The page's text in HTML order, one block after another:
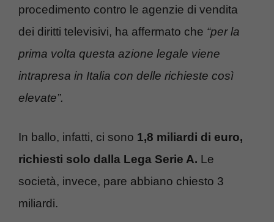
procedimento contro le agenzie di vendita
dei diritti televisivi, ha affermato che “per la
prima volta questa azione legale viene
intrapresa in Italia con delle richieste così
elevate”.
In ballo, infatti, ci sono 1,8 miliardi di euro,
richiesti solo dalla Lega Serie A. Le
società, invece, pare abbiano chiesto 3
miliardi.